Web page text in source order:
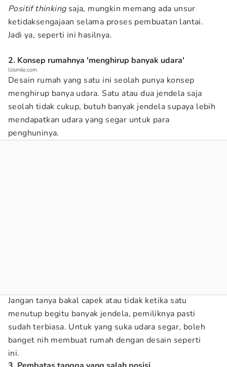
Positif thinkingsaja, mungkin memang ada unsur
ketidaksengajaan selama proses pembuatan lantai.
Jadi ya, seperti ini hasilnya.
2. Konsep rumahnya 'menghirup banyak udara'
Izismile.com
Desain rumah yang satu ini seolah punya konsep
menghirup banya udara. Satu atau dua jendela saja
seolah tidak cukup, butuh banyak jendela supaya lebih
mendapatkan udara yang segar untuk para
penghuninya.
Jangan tanya bakal capek atau tidak ketika satu
menutup begitu banyak jendela, pemiliknya pasti
sudah terbiasa. Untuk yang suka udara segar, boleh
banget nih membuat rumah dengan desain seperti
ini.